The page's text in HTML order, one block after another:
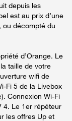
depuis les
est au prix d’une
ou décompté du
d’Orange. Le
taille de votre
wifi de
Fi 5 de la Livebox
Connexion Wi-Fi
4. Le 1er répéteur
les offres Up et